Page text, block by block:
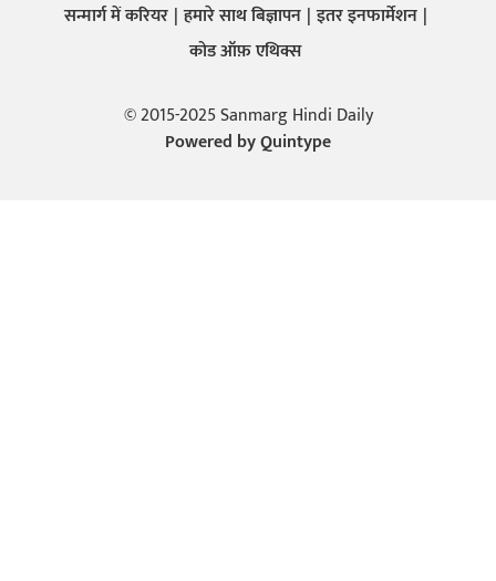
सन्मार्ग में करियर हमारे साथ बिज्ञापन इतर इनफार्मेशन
कोड ऑफ़ एथिक्स
© 2015-2025 Sanmarg Hindi Daily
Powered byQuintype